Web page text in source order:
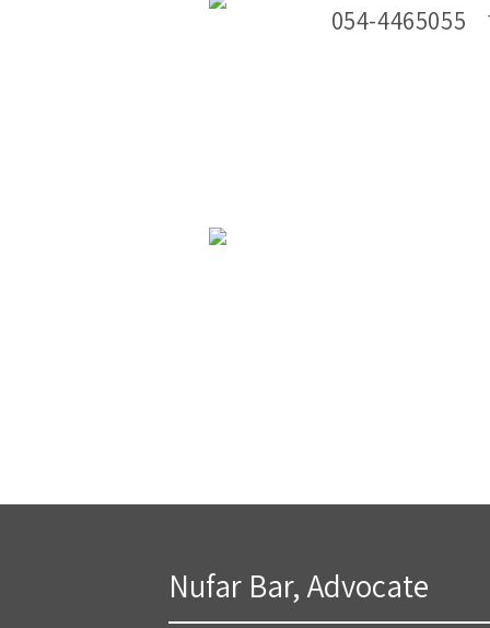
054-4465055
Nufar Bar, Advocate